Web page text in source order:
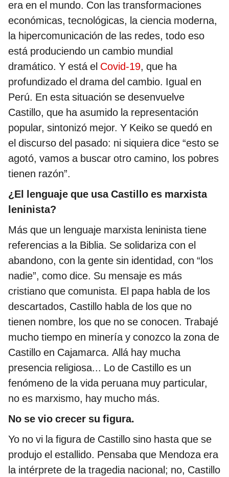
era en el mundo. Con las transformaciones
económicas, tecnológicas, la ciencia moderna,
la hipercomunicación de las redes, todo eso
está produciendo un cambio mundial
dramático. Y está el Covid-19, que ha
profundizado el drama del cambio. Igual en
Perú. En esta situación se desenvuelve
Castillo, que ha asumido la representación
popular, sintonizó mejor. Y Keiko se quedó en
el discurso del pasado: ni siquiera dice “esto se
agotó, vamos a buscar otro camino, los pobres
tienen razón”.
¿El lenguaje que usa Castillo es marxista
leninista?
Más que un lenguaje marxista leninista tiene
referencias a la Biblia. Se solidariza con el
abandono, con la gente sin identidad, con “los
nadie”, como dice. Su mensaje es más
cristiano que comunista. El papa habla de los
descartados, Castillo habla de los que no
tienen nombre, los que no se conocen. Trabajé
mucho tiempo en minería y conozco la zona de
Castillo en Cajamarca. Allá hay mucha
presencia religiosa... Lo de Castillo es un
fenómeno de la vida peruana muy particular,
no es marxismo, hay mucho más.
No se vio crecer su figura.
Yo no vi la figura de Castillo sino hasta que se
produjo el estallido. Pensaba que Mendoza era
la intérprete de la tragedia nacional; no, Castillo